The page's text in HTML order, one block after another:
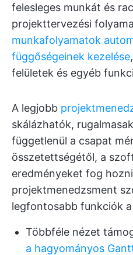
felesleges munkát és
projekttervezési
munkafolyamatok
függőségeinek kezelése
felületek és egyéb
A legjobb
skálázhatók,
függetlenül a csapat
összetettségétől, a
eredményeket fog
projektmenedzsment
legfontosabb funkciók
Többféle nézet
a hagyományos